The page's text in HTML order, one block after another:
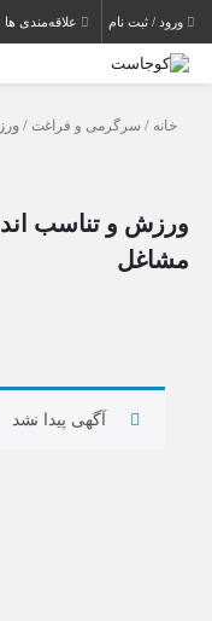
ورود / ثبت نام علاقه‌مندی ها
خانه / سرگرمی و فراغت /
ورزش و تناسب
مشاغل
آگهی پیدا نشد